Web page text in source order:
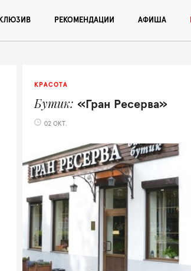
РЕКОМЕНДАЦИИ АФИША
КРАСОТА
Бутик «Гран Ресерва»
02 ОКТ.